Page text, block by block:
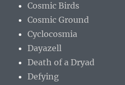
Cosmic Birds
Cosmic Ground
Cyclocosmia
Dayazell
Death of a Dryad
Defying